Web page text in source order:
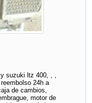
y suzuki ltz 400, , ,
24h a
de cambios,
motor de